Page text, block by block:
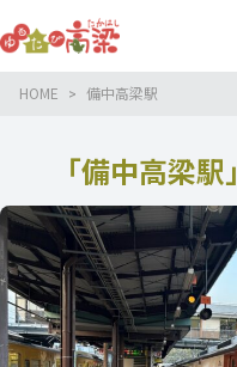
HOME 備中高梁駅
「備中高梁駅」